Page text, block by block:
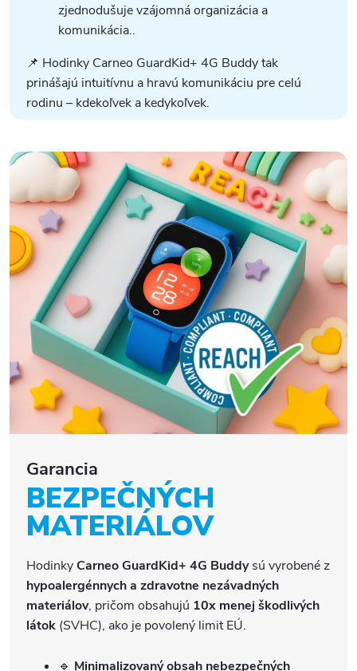
zjednodušuje vzájomná organizácia a
komunikácia..
📌 Hodinky Carneo GuardKid+ 4G Buddy tak
prinášajú intuitívnu a hravú komunikáciu pre celú
rodinu – kdekoľvek a kedykoľvek.
Garancia
BEZPEČNÝCH
MATERIÁLOV
HodinkyCarneo GuardKid+ 4G Buddysú vyrobené z
hypoalergénnych a zdravotne nezávadných
materiálov, pričom obsahujú 10x menej škodlivých
látok (SVHC), ako je povolený limit EÚ.
🔹 Minimalizovaný obsah nebezpečných